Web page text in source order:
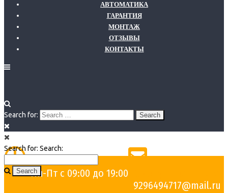
АВТОМАТИКА
ГАРАНТИЯ
МОНТАЖ
ОТЗЫВЫ
КОНТАКТЫ
Search for:
Search for: Search:
Часы работы:
Пн-Пт с 09:00 до 19:00
9296494717@mail.ru